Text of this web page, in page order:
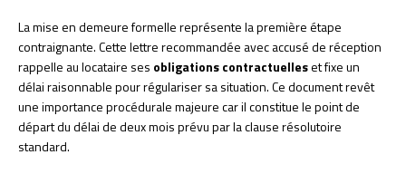
La mise en demeure formelle représente la première étape
contraignante. Cette lettre recommandée avec accusé de réception
rappelle au locataire ses obligations contractuelleset fixe un
délai raisonnable pour régulariser sa situation. Ce document revêt
une importance procédurale majeure car il constitue le point de
départ du délai de deux mois prévu par la clause résolutoire
standard.